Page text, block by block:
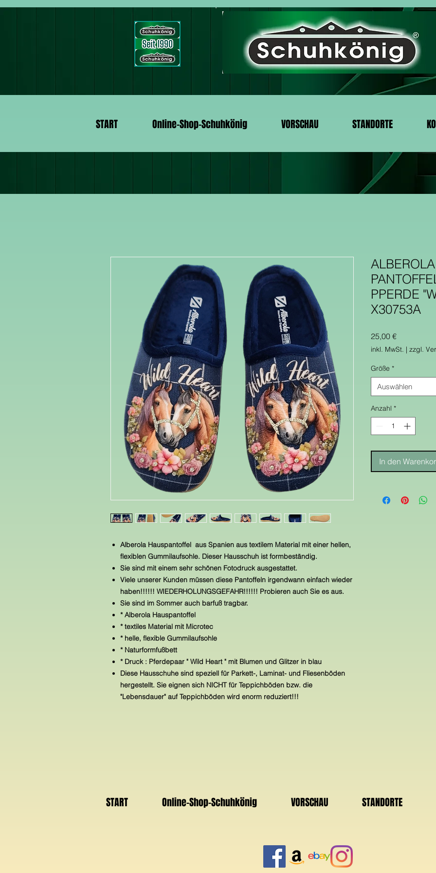
START Online-Shop-Schuhkönig VORSCHAU STANDORTE
Alberola Hauspantoffel aus Spanien aus textilem Material mit einer hellen,
flexiblen Gummilaufsohle. Dieser Hausschuh ist formbeständig.
Sie sind mit einem sehr schönen Fotodruck ausgestattet.
Viele unserer Kunden müssen diese Pantoffeln irgendwann einfach wieder
haben!!!!!! WIEDERHOLUNGSGEFAHR!!!!!! Probieren auch Sie es aus.
Sie sind im Sommer auch barfuß tragbar.
* Alberola Hauspantoffel
* textiles Material mit Microtec
* helle, flexible Gummilaufsohle
* Naturformfußbett
* Druck : Pferdepaar " Wild Heart " mit Blumen und Glitzer in blau
Diese Hausschuhe sind speziell für Parkett-, Laminat- und Fliesenböden
hergestellt. Sie eignen sich NICHT für Teppichböden bzw. die
"Lebensdauer" auf Teppichböden wird enorm reduziert!!!
PPERDE
X30753A
25,00 €Preis
inkl. MwSt. | zzgl.
Größe *
Auswählen
Anzahl *
In den
START Online-Shop-Schuhkönig VORSCHAU STANDORTE